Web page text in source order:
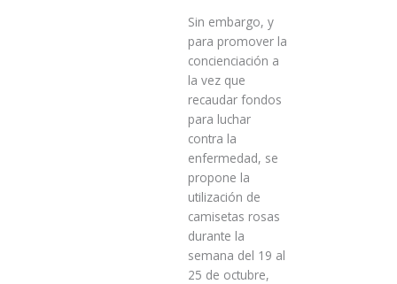
Sin embargo, y
para promover la
concienciación a
la vez que
recaudar fondos
para luchar
contra la
enfermedad, se
propone la
utilización de
camisetas rosas
durante la
semana del 19 al
25 de octubre,